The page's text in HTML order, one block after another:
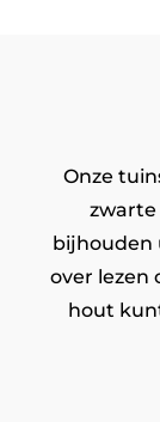
Onze
bijhouden
over lezen
hout